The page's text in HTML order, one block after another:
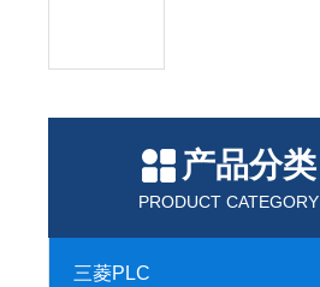
产品分类
PRODUCT CATEGORY
三菱PLC